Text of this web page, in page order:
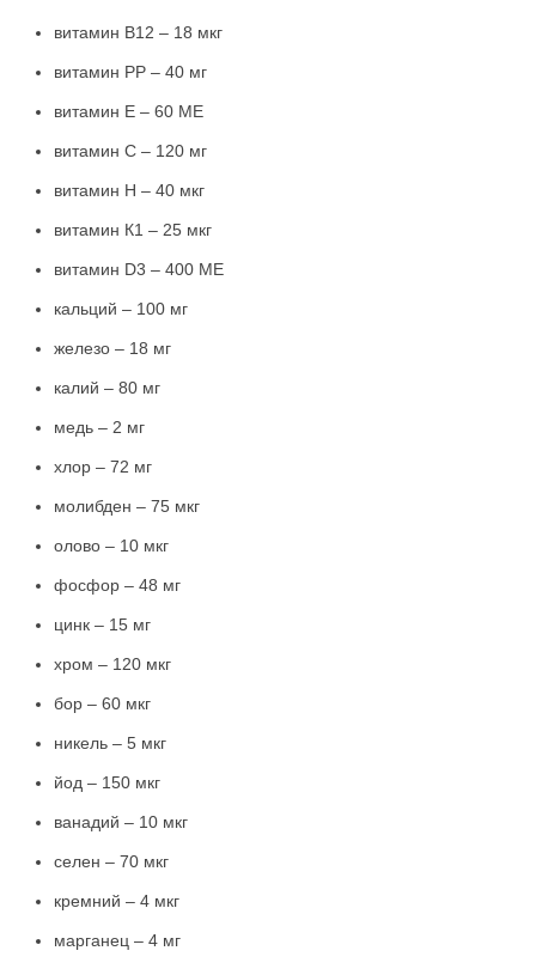
витамин B12 – 18 мкг
витамин РР – 40 мг
витамин E – 60 МЕ
витамин C – 120 мг
витамин Н – 40 мкг
витамин К1 – 25 мкг
витамин D3 – 400 МЕ
кальций – 100 мг
железо – 18 мг
калий – 80 мг
медь – 2 мг
хлор – 72 мг
молибден – 75 мкг
олово – 10 мкг
фосфор – 48 мг
цинк – 15 мг
хром – 120 мкг
бор – 60 мкг
никель – 5 мкг
йод – 150 мкг
ванадий – 10 мкг
селен – 70 мкг
кремний – 4 мкг
марганец – 4 мг